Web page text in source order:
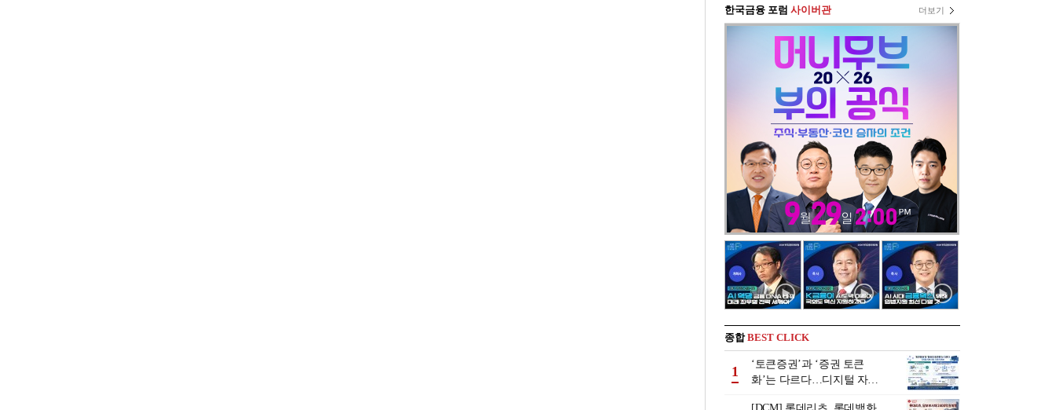
한국금융 포럼 사이버관 더보기
종합BEST CLICK
1
‘토큰증권’과 ‘증권 토큰
화’는 다르다…디지털 자본